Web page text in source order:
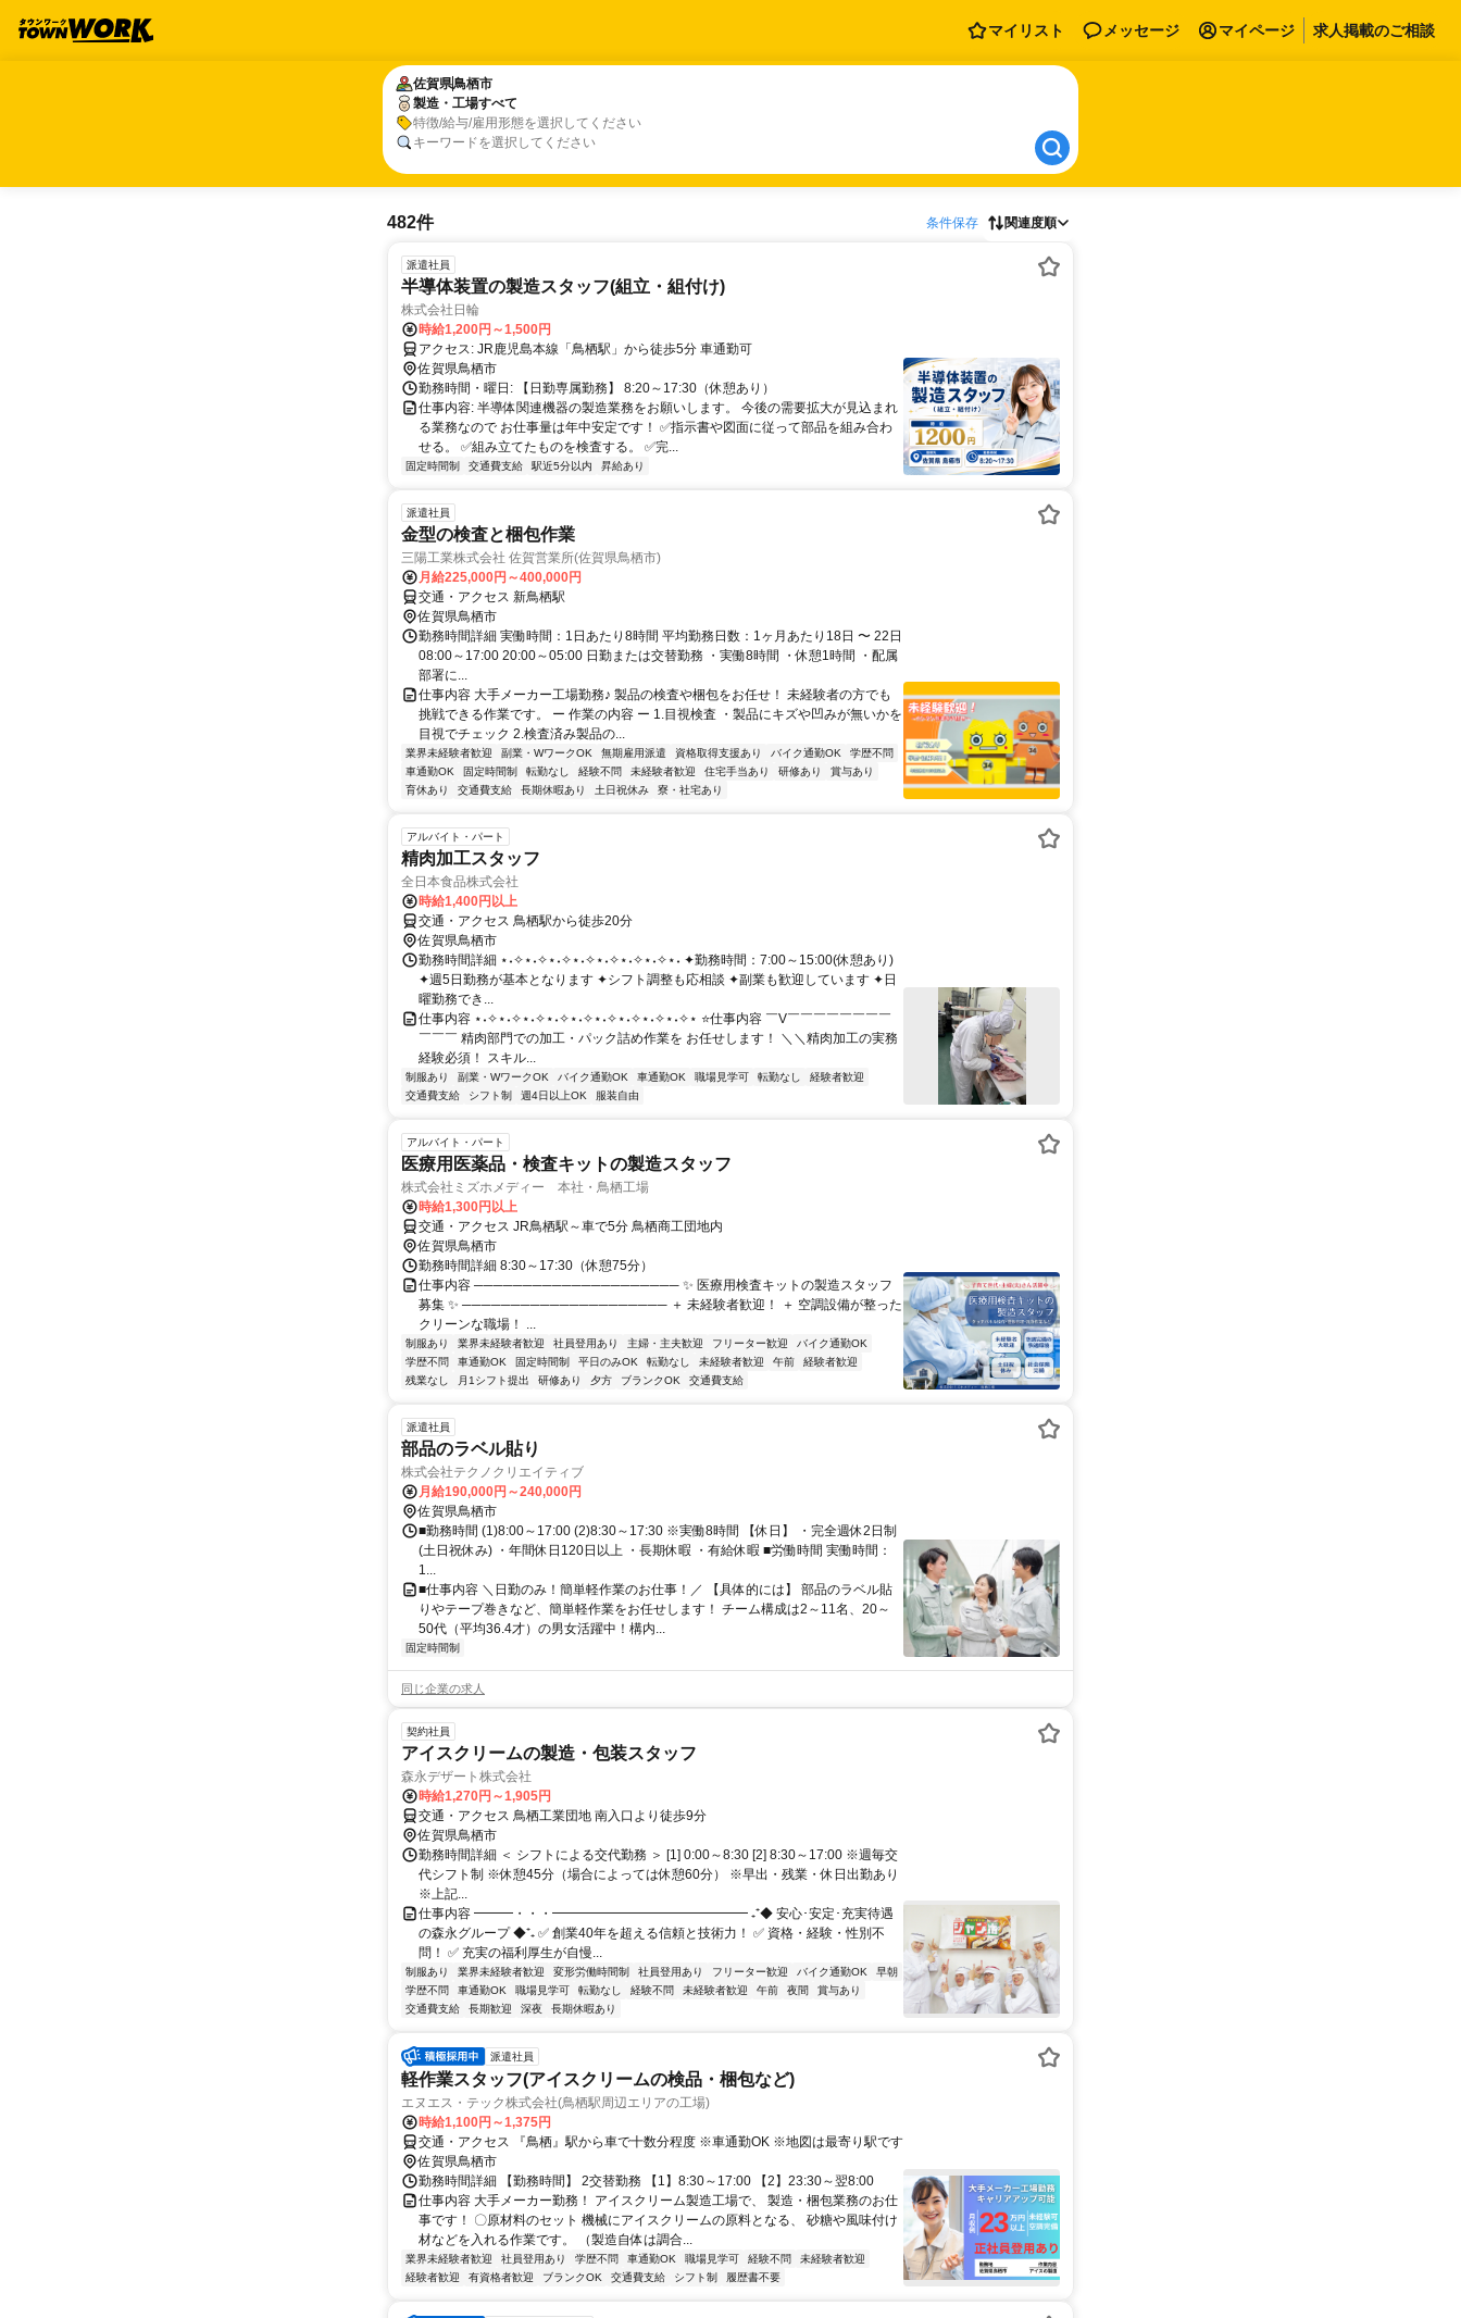
マイリスト メッセージ マイページ 求人掲載のご相談
佐賀県鳥栖市
製造・工場すべて
特徴/給与/雇用形態を選択してください
キーワードを選択してください
佐賀県鳥栖市
製造・工場すべて
482件 条件保存 関連度順
派遣社員
半導体装置の製造スタッフ(組立・組付け)
株式会社日輪
時給1,200円～1,500円
アクセス: JR鹿児島本線「鳥栖駅」から徒歩5分 車通勤可
佐賀県鳥栖市
勤務時間・曜日: 【日勤専属勤務】 8:20～17:30（休憩あり）
仕事内容: 半導体関連機器の製造業務をお願いします。 今後の需要拡大が見込まれ
る業務なので お仕事量は年中安定です！ ✅指示書や図面に従って部品を組み合わ
せる。 ✅組み立てたものを検査する。 ✅完...
固定時間制 交通費支給 駅近5分以内 昇給あり
派遣社員
金型の検査と梱包作業
三陽工業株式会社 佐賀営業所(佐賀県鳥栖市)
月給225,000円～400,000円
交通・アクセス 新鳥栖駅
佐賀県鳥栖市
勤務時間詳細 実働時間：1日あたり8時間 平均勤務日数：1ヶ月あたり18日 〜 22日
08:00～17:00 20:00～05:00 日勤または交替勤務 ・実働8時間 ・休憩1時間 ・配属
部署に...
仕事内容 大手メーカー工場勤務♪ 製品の検査や梱包をお任せ！ 未経験者の方でも
挑戦できる作業です。 ー 作業の内容 ー 1.目視検査 ・製品にキズや凹みが無いかを
目視でチェック 2.検査済み製品の...
業界未経験者歓迎 副業・WワークOK 無期雇用派遣 資格取得支援あり バイク通勤OK
学歴不問
車通勤OK
固定時間制 転勤なし 経験不問 未経験者歓迎 住宅手当あり 研修あり
賞与あり
育休あり
交通費支給 長期休暇あり 土日祝休み 寮・社宅あり
アルバイト・パート
精肉加工スタッフ
全日本食品株式会社
時給1,400円以上
交通・アクセス 鳥栖駅から徒歩20分
佐賀県鳥栖市
勤務時間詳細 ⋆˖✧⋆˖✧⋆˖✧⋆˖✧⋆˖✧⋆˖✧⋆˖✧⋆˖ ✦勤務時間：7:00～15:00(休憩あり)
✦週5日勤務が基本となります ✦シフト調整も応相談 ✦副業も歓迎しています ✦日
曜勤務でき...
仕事内容 ⋆˖✧⋆˖✧⋆˖✧⋆˖✧⋆˖✧⋆˖✧⋆˖✧⋆˖✧⋆˖✧⋆ ⭐仕事内容 ￣V￣￣￣￣￣￣￣￣
￣￣￣ 精肉部門での加工・パック詰め作業を お任せします！ ＼＼精肉加工の実務
経験必須！ スキル...
制服あり 副業・WワークOK バイク通勤OK 車通勤OK 職場見学可 転勤なし
経験者歓迎
交通費支給
シフト制 週4日以上OK 服装自由
アルバイト・パート
医療用医薬品・検査キットの製造スタッフ
株式会社ミズホメディー 本社・鳥栖工場
時給1,300円以上
交通・アクセス JR鳥栖駅～車で5分 鳥栖商工団地内
佐賀県鳥栖市
勤務時間詳細 8:30～17:30（休憩75分）
仕事内容 ───────────────────── ✨ 医療用検査キットの製造スタッフ
募集 ✨ ───────────────────── ＋ 未経験者歓迎！ ＋ 空調設備が整った
クリーンな職場！ ...
制服あり 業界未経験者歓迎 社員登用あり 主婦・主夫歓迎 フリーター歓迎
バイク通勤OK
学歴不問
車通勤OK 固定時間制 平日のみOK 転勤なし 未経験者歓迎 午前
経験者歓迎
残業なし
月1シフト提出 研修あり 夕方 ブランクOK 交通費支給
派遣社員
部品のラベル貼り
株式会社テクノクリエイティブ
月給190,000円～240,000円
佐賀県鳥栖市
■勤務時間 (1)8:00～17:00 (2)8:30～17:30 ※実働8時間 【休日】 ・完全週休2日制
(土日祝休み) ・年間休日120日以上 ・長期休暇 ・有給休暇 ■労働時間 実働時間：
1...
■仕事内容 ＼日勤のみ！簡単軽作業のお仕事！／ 【具体的には】 部品のラベル貼
りやテープ巻きなど、簡単軽作業をお任せします！ チーム構成は2～11名、20～
50代（平均36.4才）の男女活躍中！構内...
固定時間制
同じ企業の求人
契約社員
アイスクリームの製造・包装スタッフ
森永デザート株式会社
時給1,270円～1,905円
交通・アクセス 鳥栖工業団地 南入口より徒歩9分
佐賀県鳥栖市
勤務時間詳細 ＜ シフトによる交代勤務 ＞ [1] 0:00～8:30 [2] 8:30～17:00 ※週毎交
代シフト制 ※休憩45分（場合によっては休憩60分） ※早出・残業・休日出勤あり
※上記...
仕事内容 ━━━・・・━━━━━━━━━━━━━━━ ₊⁺◆ 安心･安定･充実待遇
の森永グループ ◆⁺₊ ✅ 創業40年を超える信頼と技術力！ ✅ 資格・経験・性別不
問！ ✅ 充実の福利厚生が自慢...
制服あり 業界未経験者歓迎 変形労働時間制 社員登用あり フリーター歓迎 バイク通勤OK
早朝
学歴不問
車通勤OK 職場見学可 転勤なし 経験不問 未経験者歓迎 午前 夜間
賞与あり
交通費支給
長期歓迎 深夜 長期休暇あり
派遣社員
軽作業スタッフ(アイスクリームの検品・梱包など)
エヌエス・テック株式会社(鳥栖駅周辺エリアの工場)
時給1,100円～1,375円
交通・アクセス 『鳥栖』駅から車で十数分程度 ※車通勤OK ※地図は最寄り駅です
佐賀県鳥栖市
勤務時間詳細 【勤務時間】 2交替勤務 【1】8:30～17:00 【2】23:30～翌8:00
仕事内容 大手メーカー勤務！ アイスクリーム製造工場で、 製造・梱包業務のお仕
事です！ 〇原材料のセット 機械にアイスクリームの原料となる、 砂糖や風味付け
材などを入れる作業です。 （製造自体は調合...
業界未経験者歓迎 社員登用あり 学歴不問 車通勤OK 職場見学可 経験不問
未経験者歓迎
経験者歓迎
有資格者歓迎 ブランクOK 交通費支給 シフト制 履歴書不要